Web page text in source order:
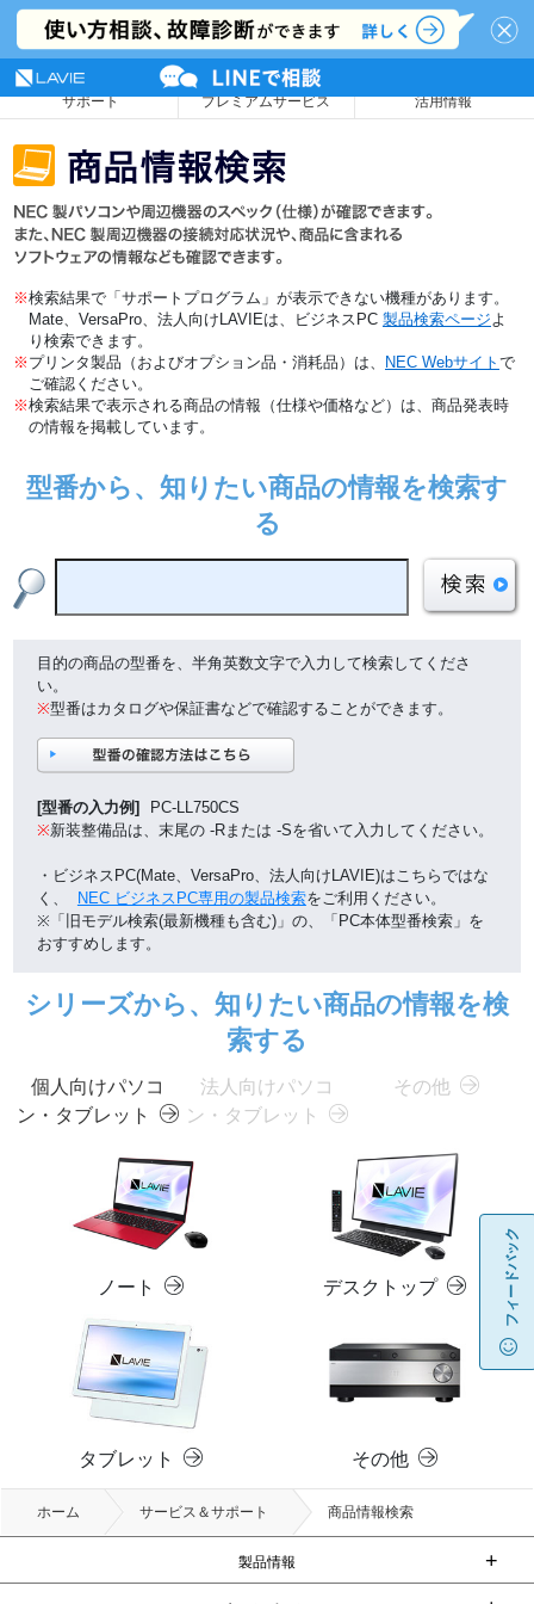
NEC LAVIE公式サイト
サポート プレミアムサービス 活用情報
※検索結果で「サポートプログラム」が表示できない機種があります。
Mate、VersaPro、法人向けLAVIEは、ビジネスPC 製品検索ページよ
り検索できます。
※ プリンタ製品（およびオプション品・消耗品）は、 NEC Webサイト で
ご確認ください。
※検索結果で表示される商品の情報（仕様や価格など）は、商品発表時
の情報を掲載しています。
型番から、知りたい商品の情報を検索す
る
目的の商品の型番を、半角英数文字で入力して検索してくださ
い。
※型番はカタログや保証書などで確認することができます。
[型番の入力例]
PC-LL750CS
※新装整備品は、末尾の -Rまたは -Sを省いて入力してください。
・ビジネスPC(Mate、VersaPro、法人向けLAVIE)はこちらではな
く、
NEC ビジネスPC専用の製品検索をご利用ください。
※「旧モデル検索(最新機種も含む)」の、「PC本体型番検索」を
おすすめします。
シリーズから、知りたい商品の情報を検
索する
個人向けパソコ
ン・タブレット
法人向けパソコ
ン・タブレット
その他
ノート デスクトップ
タブレット その他
ホーム サービス＆サポート 商品情報検索
製品情報 +
フィードバック